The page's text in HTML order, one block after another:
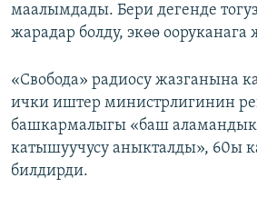
маалымдады. Бери дегенде
жарадар болду, экөө ооруканага
«Свобода» радиосу жазганына
ички иштер министрлигинин
башкармалыгы «баш
катышуучусу аныкталды», 60ы
билдирди.